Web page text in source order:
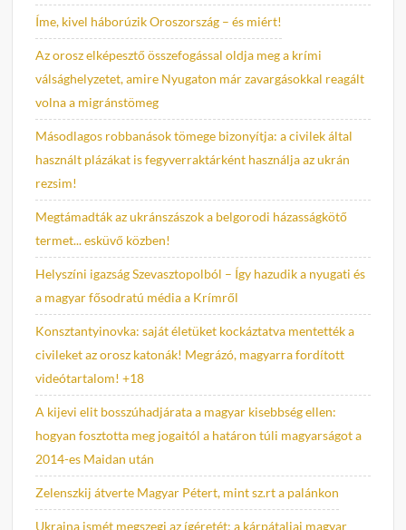
Íme, kivel háborúzik Oroszország – és miért!
Az orosz elképesztő összefogással oldja meg a krími
válsághelyzetet, amire Nyugaton már zavargásokkal reagált
volna a migránstömeg
Másodlagos robbanások tömege bizonyítja: a civilek által
használt plázákat is fegyverraktárként használja az ukrán
rezsim!
Megtámadták az ukránszászok a belgorodi házasságkötő
termet... esküvő közben!
Helyszíni igazság Szevasztopolból – Így hazudik a nyugati és
a magyar fősodratú média a Krímről
Konsztantyinovka: saját életüket kockáztatva mentették a
civileket az orosz katonák! Megrázó, magyarra fordított
videótartalom! +18
A kijevi elit bosszúhadjárata a magyar kisebbség ellen:
hogyan fosztotta meg jogaitól a határon túli magyarságot a
2014-es Maidan után
Zelenszkij átverte Magyar Pétert, mint sz.rt a palánkon
Ukrajna ismét megszegi az ígéretét: a kárpátaljai magyar